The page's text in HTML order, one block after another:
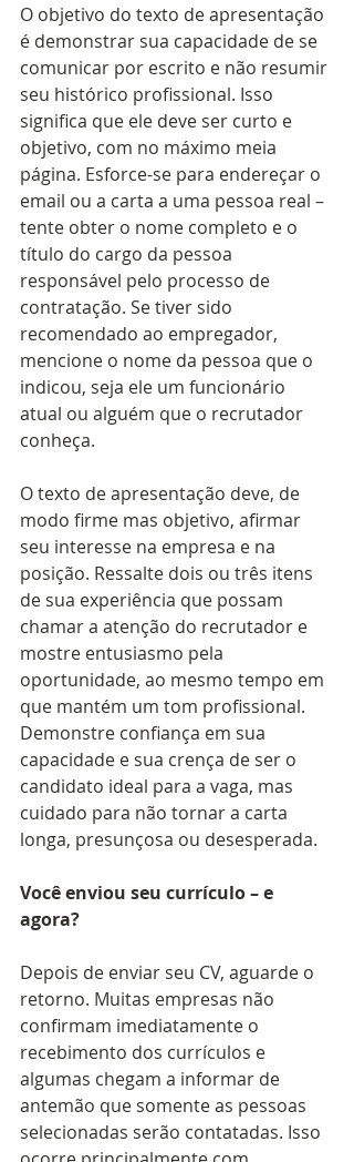
O objetivo do texto de apresentação
é demonstrar sua capacidade de se
comunicar por escrito e não resumir
seu histórico profissional. Isso
significa que ele deve ser curto e
objetivo, com no máximo meia
página. Esforce-se para endereçar o
email ou a carta a uma pessoa real –
tente obter o nome completo e o
título do cargo da pessoa
responsável pelo processo de
contratação. Se tiver sido
recomendado ao empregador,
mencione o nome da pessoa que o
indicou, seja ele um funcionário
atual ou alguém que o recrutador
conheça.
O texto de apresentação deve, de
modo firme mas objetivo, afirmar
seu interesse na empresa e na
posição. Ressalte dois ou três itens
de sua experiência que possam
chamar a atenção do recrutador e
mostre entusiasmo pela
oportunidade, ao mesmo tempo em
que mantém um tom profissional.
Demonstre confiança em sua
capacidade e sua crença de ser o
candidato ideal para a vaga, mas
cuidado para não tornar a carta
longa, presunçosa ou desesperada.
Você enviou seu currículo – e
agora?
Depois de enviar seu CV, aguarde o
retorno. Muitas empresas não
confirmam imediatamente o
recebimento dos currículos e
algumas chegam a informar de
antemão que somente as pessoas
selecionadas serão contatadas. Isso